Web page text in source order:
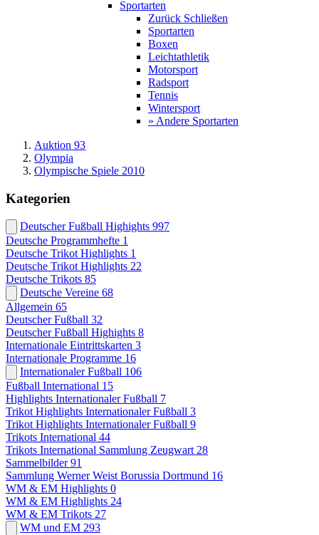
Sportarten
Zurück Schließen
Sportarten
Boxen
Leichtathletik
Motorsport
Radsport
Tennis
Wintersport
» Andere Sportarten
Auktion 93
Olympia
Olympische Spiele 2010
Kategorien
Deutscher Fußball Highights 997
Deutsche Programmhefte 1
Deutsche Trikot Highlights 1
Deutsche Trikot Highlights 22
Deutsche Trikots 85
Deutsche Vereine 68
Allgemein 65
Deutscher Fußball 32
Deutscher Fußball Highights 8
Internationale Eintrittskarten 3
Internationale Programme 16
Internationaler Fußball 106
Fußball International 15
Highlights Internationaler Fußball 7
Trikot Highlights Internationaler Fußball 3
Trikot Highlights Internationaler Fußball 9
Trikots International 44
Trikots International Sammlung Zeugwart28
Sammelbilder 91
Sammlung Werner Weist Borussia Dortmund 16
WM & EM Highlights 0
WM & EM Highlights 24
WM & EM Trikots 27
WM und EM 293